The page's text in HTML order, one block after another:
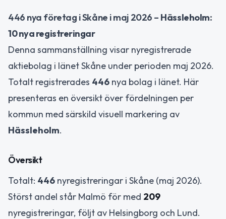
446 nya företag i Skåne i maj 2026 – Hässleholm:
10 nya registreringar
Denna sammanställning visar nyregistrerade
aktiebolag i länet Skåne under perioden maj 2026.
Totalt registrerades 446 nya bolag i länet. Här
presenteras en översikt över fördelningen per
kommun med särskild visuell markering av
Hässleholm.
Översikt
Totalt: 446 nyregistreringar i Skåne (maj 2026).
Störst andel står Malmö för med 209
nyregistreringar, följt av Helsingborg och Lund.